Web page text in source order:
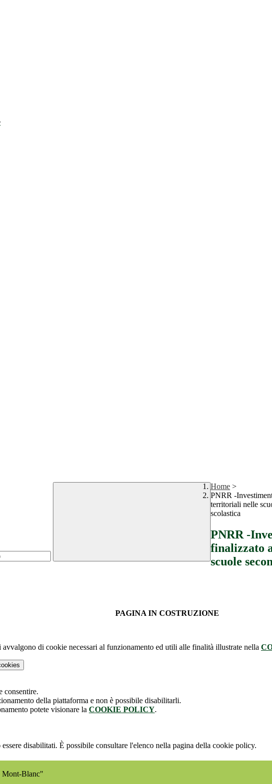
Home >
PNRR -
territoriali nelle
scolastica
PNRR -
finalizzato
scuole
PAGINA IN COSTRUZIONE
di cookie necessari al funzionamento ed utili alle finalità illustrate nella
consentire.
della piattaforma e non è possibile disabilitarli.
potete visionare la COOKIE POLICY.
disabilitati. È possibile consultare l'elenco nella pagina della cookie policy.
Mont-Blanc"